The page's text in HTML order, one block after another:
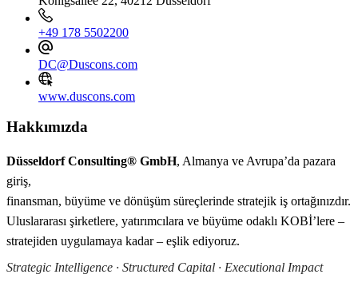
+49 178 5502200
DC@Duscons.com
www.duscons.com
Hakkımızda
Düsseldorf Consulting® GmbH, Almanya ve Avrupa’da pazara
giriş,
finansman, büyüme ve dönüşüm süreçlerinde stratejik iş ortağınızdır.
Uluslararası şirketlere, yatırımcılara ve büyüme odaklı KOBİ’lere –
stratejiden uygulamaya kadar – eşlik ediyoruz.
Strategic Intelligence · Structured Capital · Executional Impact